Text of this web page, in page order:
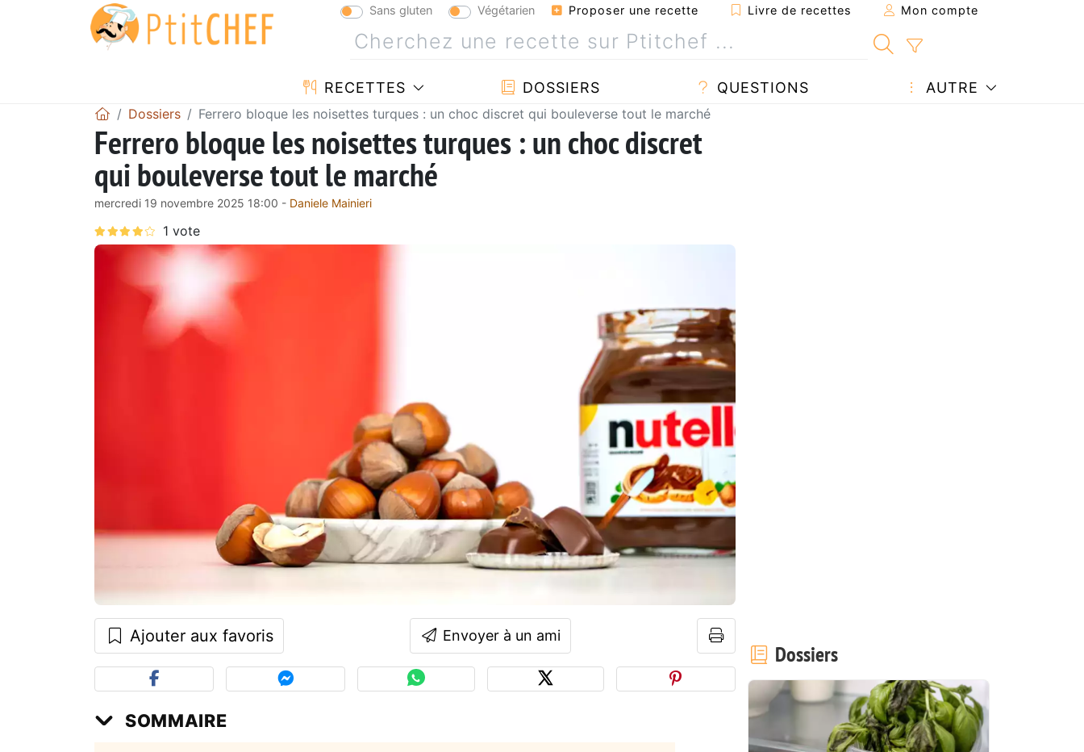
Sans gluten Végétarien Proposer une recette Livre de recettes Mon compte
RECETTES DOSSIERS QUESTIONS AUTRE
Dossiers Ferrero bloque les noisettes turques : un choc discret qui bouleverse tout le marché
Ferrero bloque les noisettes turques : un choc discret
qui bouleverse tout le marché
mercredi 19 novembre 2025 18:00 - Daniele Mainieri
Ajouter aux favoris Envoyer à un ami
SOMMAIRE
Dossiers